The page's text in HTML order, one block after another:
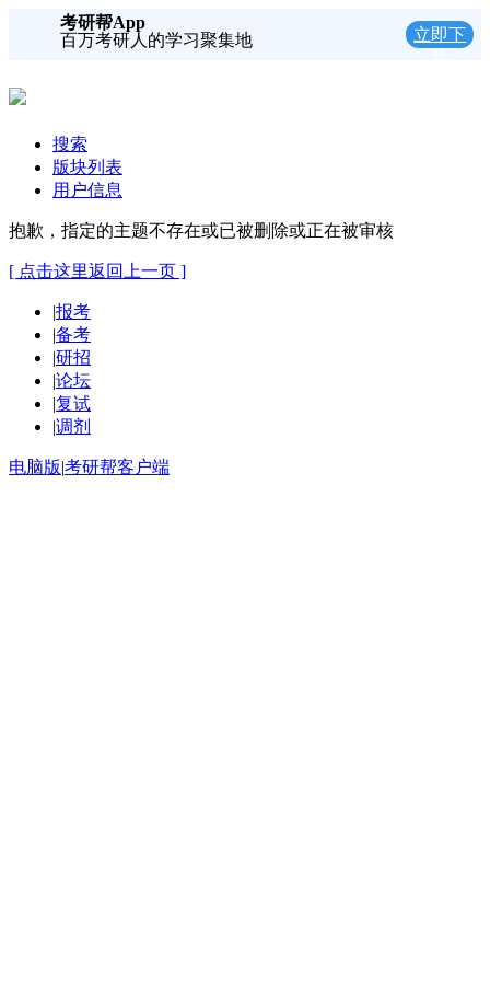
考研帮App
百万考研人的学习聚集地
立即下
搜索
版块列表
用户信息
抱歉，指定的主题不存在或已被删除或正在被审核
[ 点击这里返回上一页 ]
|报考
|备考
|研招
|论坛
|复试
|调剂
电脑版|考研帮客户端